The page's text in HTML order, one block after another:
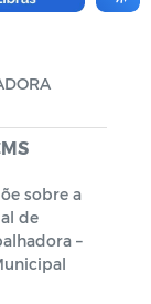
sobre a
de
–